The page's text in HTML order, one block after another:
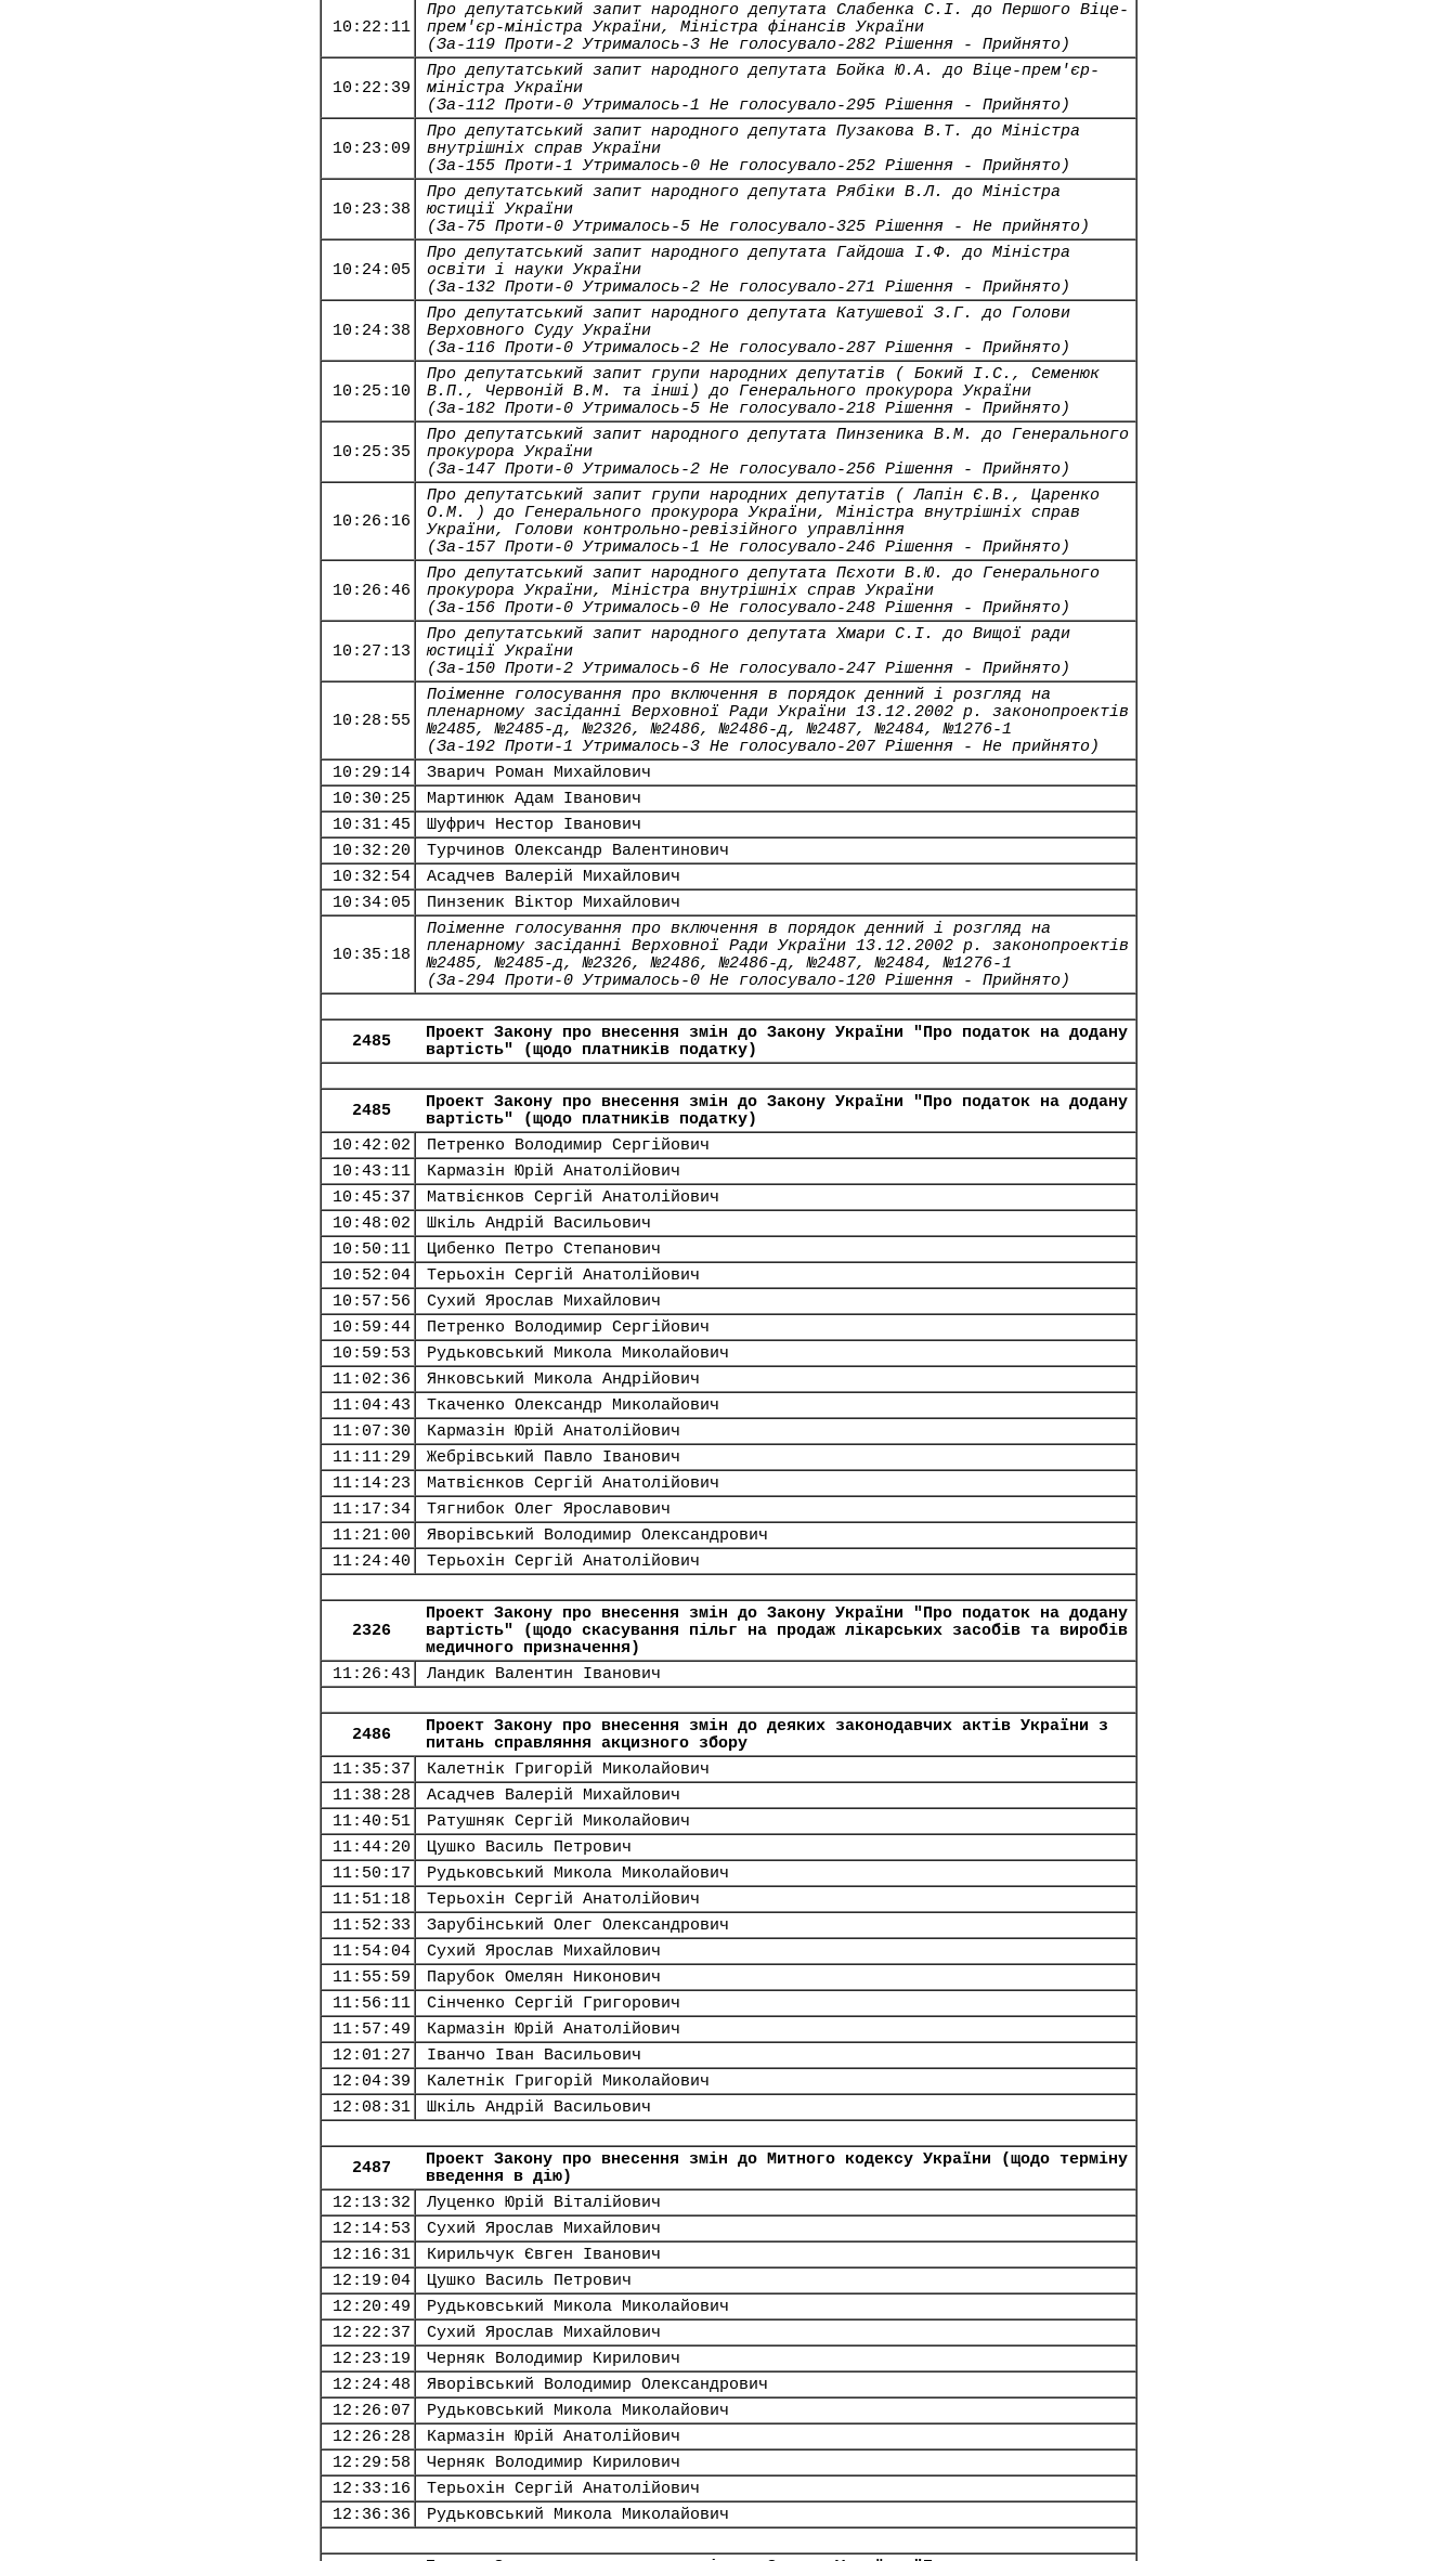
10:22:11
Про депутатський запит народного депутата Слабенка С.І. до Першого Віце-
прем'єр-міністра України, Міністра фінансів України
(За-119 Проти-2 Утрималось-3 Не голосувало-282 Рішення - Прийнято)
10:22:39
Про депутатський запит народного депутата Бойка Ю.А. до Віце-прем'єр-
міністра України
(За-112 Проти-0 Утрималось-1 Не голосувало-295 Рішення - Прийнято)
10:23:09
Про депутатський запит народного депутата Пузакова В.Т. до Міністра
внутрішніх справ України
(За-155 Проти-1 Утрималось-0 Не голосувало-252 Рішення - Прийнято)
10:23:38
Про депутатський запит народного депутата Рябіки В.Л. до Міністра
юстиції України
(За-75 Проти-0 Утрималось-5 Не голосувало-325 Рішення - Не прийнято)
10:24:05
Про депутатський запит народного депутата Гайдоша І.Ф. до Міністра
освіти і науки України
(За-132 Проти-0 Утрималось-2 Не голосувало-271 Рішення - Прийнято)
10:24:38
Про депутатський запит народного депутата Катушевої З.Г. до Голови
Верховного Суду України
(За-116 Проти-0 Утрималось-2 Не голосувало-287 Рішення - Прийнято)
10:25:10
Про депутатський запит групи народних депутатів ( Бокий І.С., Семенюк
В.П., Червоній В.М. та інші) до Генерального прокурора України
(За-182 Проти-0 Утрималось-5 Не голосувало-218 Рішення - Прийнято)
10:25:35
Про депутатський запит народного депутата Пинзеника В.М. до Генерального
прокурора України
(За-147 Проти-0 Утрималось-2 Не голосувало-256 Рішення - Прийнято)
10:26:16
Про депутатський запит групи народних депутатів ( Лапін Є.В., Царенко
О.М. ) до Генерального прокурора України, Міністра внутрішніх справ
України, Голови контрольно-ревізійного управління
(За-157 Проти-0 Утрималось-1 Не голосувало-246 Рішення - Прийнято)
10:26:46
Про депутатський запит народного депутата Пєхоти В.Ю. до Генерального
прокурора України, Міністра внутрішніх справ України
(За-156 Проти-0 Утрималось-0 Не голосувало-248 Рішення - Прийнято)
10:27:13
Про депутатський запит народного депутата Хмари С.І. до Вищої ради
юстиції України
(За-150 Проти-2 Утрималось-6 Не голосувало-247 Рішення - Прийнято)
10:28:55
Поіменне голосування про включення в порядок денний і розгляд на
пленарному засіданні Верховної Ради України 13.12.2002 р. законопроектів
№2485, №2485-д, №2326, №2486, №2486-д, №2487, №2484, №1276-1
(За-192 Проти-1 Утрималось-3 Не голосувало-207 Рішення - Не прийнято)
10:29:14
Зварич Роман Михайлович
10:30:25
Мартинюк Адам Іванович
10:31:45
Шуфрич Нестор Іванович
10:32:20
Турчинов Олександр Валентинович
10:32:54
Асадчев Валерій Михайлович
10:34:05
Пинзеник Віктор Михайлович
10:35:18
Поіменне голосування про включення в порядок денний і розгляд на
пленарному засіданні Верховної Ради України 13.12.2002 р. законопроектів
№2485, №2485-д, №2326, №2486, №2486-д, №2487, №2484, №1276-1
(За-294 Проти-0 Утрималось-0 Не голосувало-120 Рішення - Прийнято)
2485
Проект Закону про внесення змін до Закону України "Про податок на додану
вартість" (щодо платників податку)
2485
Проект Закону про внесення змін до Закону України "Про податок на додану
вартість" (щодо платників податку)
10:42:02
Петренко Володимир Сергійович
10:43:11
Кармазін Юрій Анатолійович
10:45:37
Матвієнков Сергій Анатолійович
10:48:02
Шкіль Андрій Васильович
10:50:11
Цибенко Петро Степанович
10:52:04
Терьохін Сергій Анатолійович
10:57:56
Сухий Ярослав Михайлович
10:59:44
Петренко Володимир Сергійович
10:59:53
Рудьковський Микола Миколайович
11:02:36
Янковський Микола Андрійович
11:04:43
Ткаченко Олександр Миколайович
11:07:30
Кармазін Юрій Анатолійович
11:11:29
Жебрівський Павло Іванович
11:14:23
Матвієнков Сергій Анатолійович
11:17:34
Тягнибок Олег Ярославович
11:21:00
Яворівський Володимир Олександрович
11:24:40
Терьохін Сергій Анатолійович
2326
Проект Закону про внесення змін до Закону України "Про податок на додану
вартість" (щодо скасування пільг на продаж лікарських засобів та виробів
медичного призначення)
11:26:43
Ландик Валентин Іванович
2486
Проект Закону про внесення змін до деяких законодавчих актів України з
питань справляння акцизного збору
11:35:37
Калетнік Григорій Миколайович
11:38:28
Асадчев Валерій Михайлович
11:40:51
Ратушняк Сергій Миколайович
11:44:20
Цушко Василь Петрович
11:50:17
Рудьковський Микола Миколайович
11:51:18
Терьохін Сергій Анатолійович
11:52:33
Зарубінський Олег Олександрович
11:54:04
Сухий Ярослав Михайлович
11:55:59
Парубок Омелян Никонович
11:56:11
Сінченко Сергій Григорович
11:57:49
Кармазін Юрій Анатолійович
12:01:27
Іванчо Іван Васильович
12:04:39
Калетнік Григорій Миколайович
12:08:31
Шкіль Андрій Васильович
2487
Проект Закону про внесення змін до Митного кодексу України (щодо терміну
введення в дію)
12:13:32
Луценко Юрій Віталійович
12:14:53
Сухий Ярослав Михайлович
12:16:31
Кирильчук Євген Іванович
12:19:04
Цушко Василь Петрович
12:20:49
Рудьковський Микола Миколайович
12:22:37
Сухий Ярослав Михайлович
12:23:19
Черняк Володимир Кирилович
12:24:48
Яворівський Володимир Олександрович
12:26:07
Рудьковський Микола Миколайович
12:26:28
Кармазін Юрій Анатолійович
12:29:58
Черняк Володимир Кирилович
12:33:16
Терьохін Сергій Анатолійович
12:36:36
Рудьковський Микола Миколайович